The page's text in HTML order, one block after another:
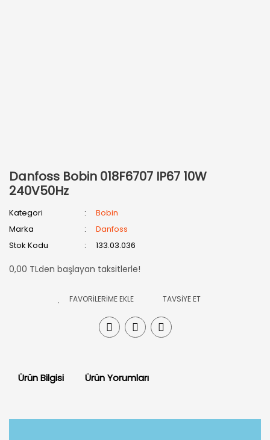
Danfoss Bobin 018F6707 IP67 10W
240V50Hz
Kategori
Bobin
Marka
Danfoss
Stok Kodu
133.03.036
0,00 TLden başlayan taksitlerle!
TAVSİYE ET
Ürün Bilgisi Ürün Yorumları